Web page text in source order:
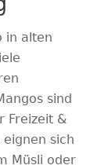
in alten
sind
Freizeit &
sich
Müsli oder